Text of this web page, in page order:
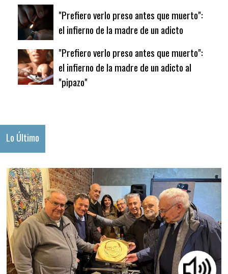
"Prefiero verlo preso antes que muerto":
el infierno de la madre de un adicto
"Prefiero verlo preso antes que muerto":
el infierno de la madre de un adicto al
"pipazo"
Lo Último